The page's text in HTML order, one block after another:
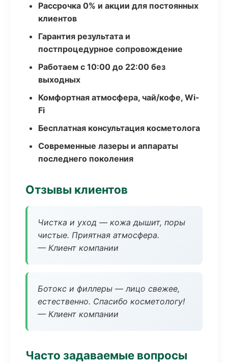
Рассрочка 0% и акции для постоянных
клиентов
Гарантия результата и
постпроцедурное сопровождение
Работаем с 10:00 до 22:00 без
выходных
Комфортная атмосфера, чай/кофе, Wi-
Fi
Бесплатная консультация косметолога
Современные лазеры и аппараты
последнего поколения
Отзывы клиентов
Чистка и уход — кожа дышит, поры
чистые. Приятная атмосфера.
— Клиент компании
Ботокс и филлеры — лицо свежее,
естественно. Спасибо косметологу!
— Клиент компании
Часто задаваемые вопросы